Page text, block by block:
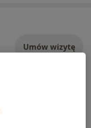
Umów wizytę